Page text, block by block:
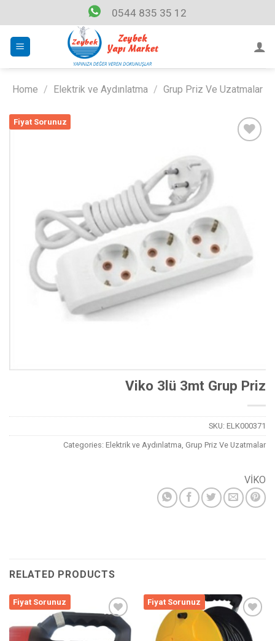
to
content
0544 835 35 12
Home / Elektrik ve Aydınlatma / Grup Priz Ve Uzatmalar
Fiyat Sorunuz
Viko 3lü 3mt Grup Priz
SKU: ELK000371
Categories: Elektrik ve Aydınlatma, Grup Priz Ve Uzatmalar
VİKO
RELATED PRODUCTS
Fiyat Sorunuz
Listeme
Fiyat Sorunuz
Listeme